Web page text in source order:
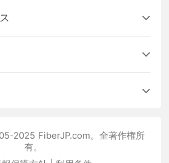
2025 FiberJP.com。全著作権所
有。